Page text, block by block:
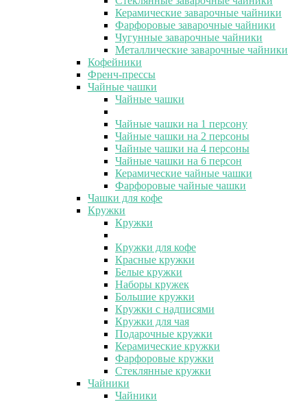
Керамические заварочные чайники
Фарфоровые заварочные чайники
Чугунные заварочные чайники
Металлические заварочные чайники
Кофейники
Френч-прессы
Чайные чашки
Чайные чашки
Чайные чашки на 1 персону
Чайные чашки на 2 персоны
Чайные чашки на 4 персоны
Чайные чашки на 6 персон
Керамические чайные чашки
Фарфоровые чайные чашки
Чашки для кофе
Кружки
Кружки
Кружки для кофе
Красные кружки
Белые кружки
Наборы кружек
Большие кружки
Кружки с надписями
Кружки для чая
Подарочные кружки
Керамические кружки
Фарфоровые кружки
Стеклянные кружки
Чайники
Чайники